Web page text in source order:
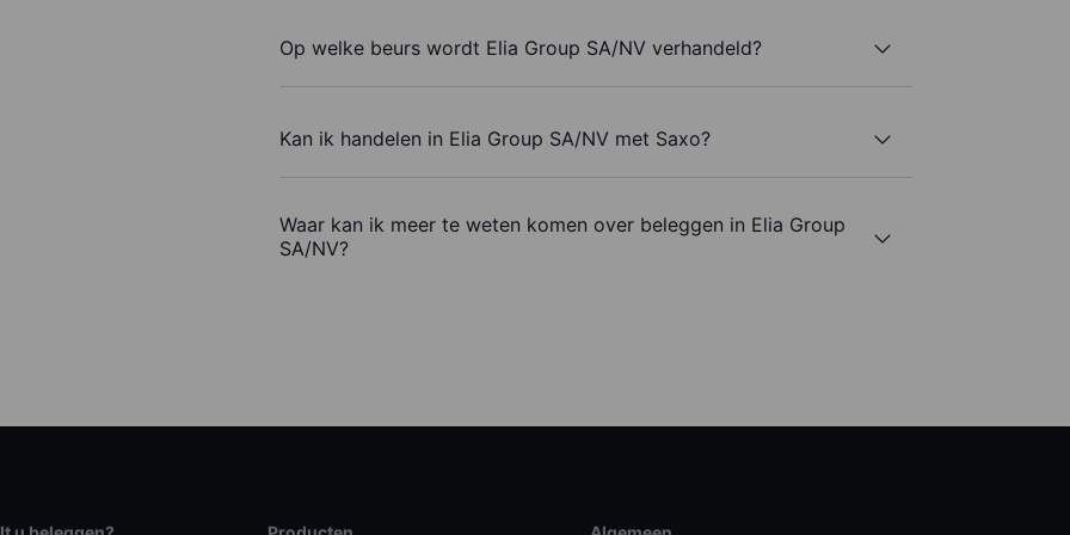
Op welke beurs wordt Elia Group SA/NV verhandeld?
Kan ik handelen in Elia Group SA/NV met Saxo?
Waar kan ik meer te weten komen over beleggen in Elia Group
SA/NV?